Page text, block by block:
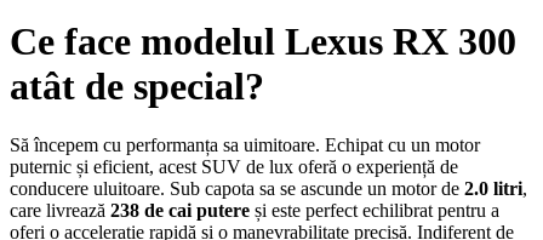
Ce face modelul Lexus RX 300
atât de special?
Să începem cu performanța sa uimitoare. Echipat cu un motor
puternic și eficient, acest SUV de lux oferă o experiență de
conducere uluitoare. Sub capota sa se ascunde un motor de 2.0 litri,
care livrează 238 de cai putere și este perfect echilibrat pentru a
oferi o accelerație rapidă și o manevrabilitate precisă. Indiferent de